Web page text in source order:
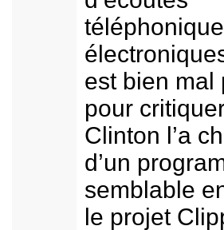
est bien mal
pour
Clinton l’a
d’un
semblable
le projet